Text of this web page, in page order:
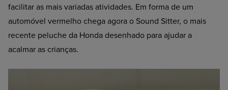
facilitar as mais variadas atividades. Em forma de um
automóvel vermelho chega agora o Sound Sitter, o mais
recente peluche da Honda desenhado para ajudar a
acalmar as crianças.